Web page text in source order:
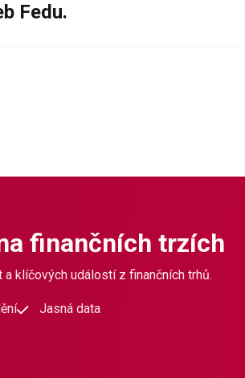
Fedu.
finančních trzích
klíčových událostí z finančních trhů.
Jasná data